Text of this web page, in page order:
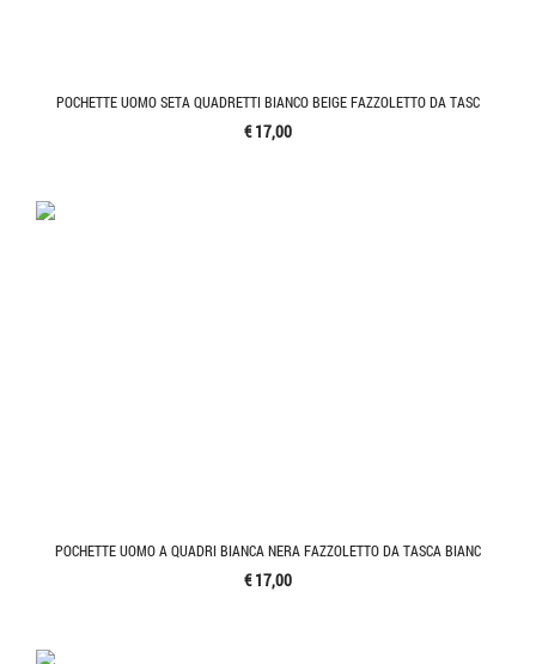
POCHETTE UOMO SETA QUADRETTI BIANCO BEIGE FAZZOLETTO DA TASC
€ 17,00
POCHETTE UOMO A QUADRI BIANCA NERA FAZZOLETTO DA TASCA BIANC
€ 17,00